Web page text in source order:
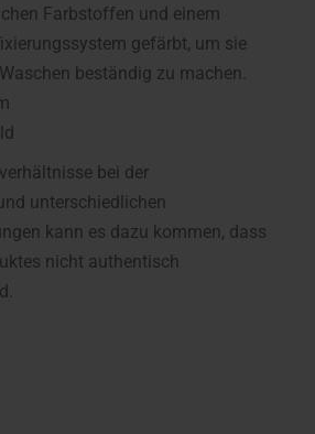
Farbstoffen und einem
gefärbt, um sie
beständig zu machen.
bei der
unterschiedlichen
kann es dazu kommen, dass
nicht authentisch